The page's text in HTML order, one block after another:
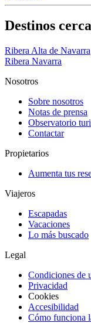
Destinos
Ribera Alta de Navarra
Ribera Navarra
Nosotros
Sobre nosotros
Notas de prensa
Observatorio
Contactar
Propietarios
Aumenta tus
Viajeros
Escapadas
Vacaciones
Lo más buscado
Legal
Condiciones de
Privacidad
Cookies
Accesibilidad
Cómo funciona